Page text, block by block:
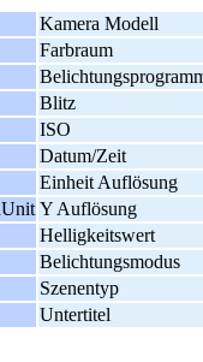
Kamera Modell
Farbraum
Blitz
ISO
Datum/Zeit
Einheit Auflösung
Y Auflösung
Helligkeitswert
Belichtungsmodus
Szenentyp
Untertitel